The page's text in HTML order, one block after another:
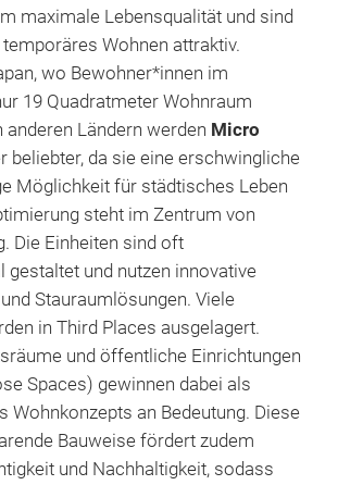
maximale Lebensqualität und sind
Wohnen attraktiv.
wo Bewohner*innen im
19 Quadratmeter Wohnraum
anderen Ländern werden Micro
beliebter, da sie eine erschwingliche
Möglichkeit für städtisches Leben
steht im Zentrum von
Die Einheiten sind oft
gestaltet und nutzen innovative
Stauraumlösungen. Viele
in Third Places ausgelagert.
und öffentliche Einrichtungen
Spaces) gewinnen dabei als
Wohnkonzepts an Bedeutung. Diese
Bauweise fördert zudem
und Nachhaltigkeit, sodass